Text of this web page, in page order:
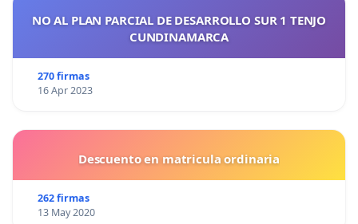
NO AL PLAN PARCIAL DE DESARROLLO SUR 1 TENJO
CUNDINAMARCA
270 firmas
16 Apr 2023
Descuento en matricula ordinaria
262 firmas
13 May 2020